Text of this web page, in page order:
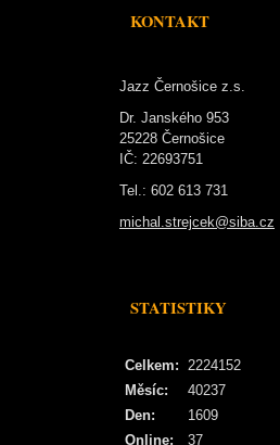
KONTAKT
Jazz Černošice z.s.
Dr. Janského 953
25228 Černošice
IČ: 22693751
Tel.: 602 613 731
michal.strejcek@siba.cz
STATISTIKY
Online: 37
Celkem: 2224152
Měsíc:
40237
Den:
1609